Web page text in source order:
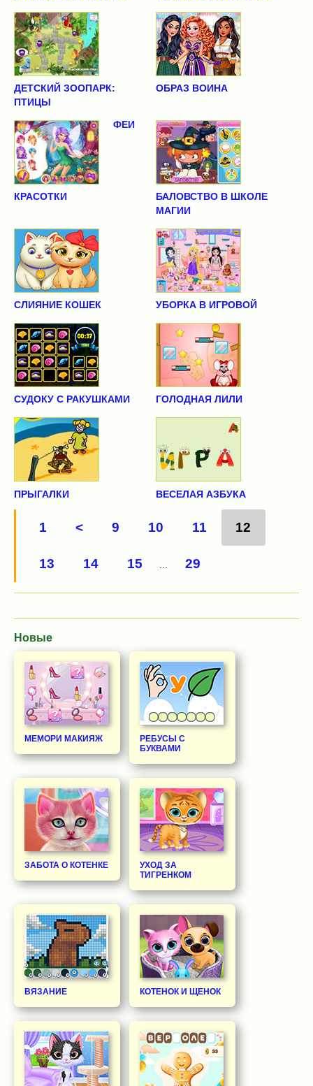
ДЕТСКИЙ ЗООПАРК:
ПТИЦЫ
ОБРАЗ ВОИНА
ФЕИ
КРАСОТКИ
БАЛОВСТВО В ШКОЛЕ
МАГИИ
СЛИЯНИЕ КОШЕК УБОРКА В ИГРОВОЙ
СУДОКУ С РАКУШКАМИ ГОЛОДНАЯ ЛИЛИ
ПРЫГАЛКИ ВЕСЕЛАЯ АЗБУКА
1 < 9 10 11 12
13 14 15 29
Новые
МЕМОРИ МАКИЯЖ
РЕБУСЫ С
БУКВАМИ
ЗАБОТА О КОТЕНКЕ
УХОД ЗА
ТИГРЕНКОМ
ВЯЗАНИЕ КОТЕНОК И ЩЕНОК